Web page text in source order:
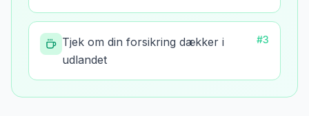
Tjek om din forsikring dækker i
udlandet
#3